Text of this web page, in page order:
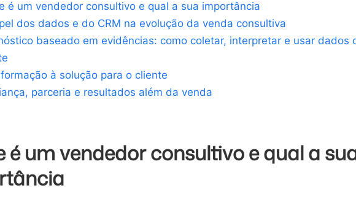
é um vendedor consultivo e qual a sua importância
dos dados e do CRM na evolução da venda consultiva
baseado em evidências: como coletar, interpretar e usar dados
à solução para o cliente
parceria e resultados além da venda
é um vendedor consultivo e qual a